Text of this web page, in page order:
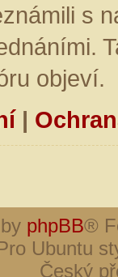
s
objeví.
|
phpBB®
Ubuntu
Český